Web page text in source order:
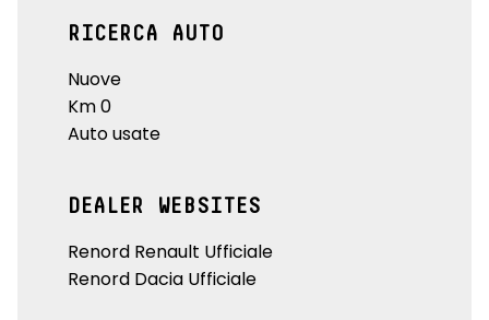
RICERCA AUTO
Nuove
Km 0
Auto usate
DEALER WEBSITES
Renord Renault Ufficiale
Renord Dacia Ufficiale